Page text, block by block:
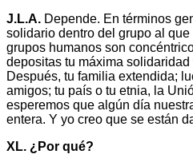
J.L.A. Depende. En términos
solidario dentro del grupo al
grupos humanos son
depositas tu máxima
Después, tu familia extendida;
amigos; tu país o tu etnia, la
esperemos que algún día
entera. Y yo creo que se están
XL. ¿Por qué?